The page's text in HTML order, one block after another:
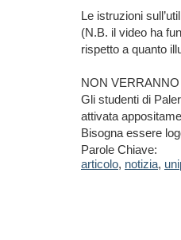
Le istruzioni
(N.B. il video ha
rispetto a quanto
NON
Gli studenti di
attivata
Bisogna essere
Parole Chiave:
articolo, notizia,